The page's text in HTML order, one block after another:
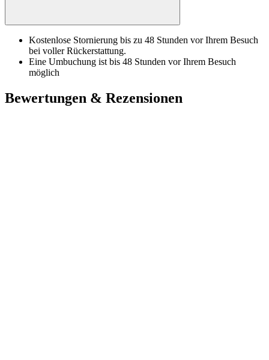
Kostenlose Stornierung bis zu 48 Stunden vor Ihrem Besuch
bei voller Rückerstattung.
Eine Umbuchung ist bis 48 Stunden vor Ihrem Besuch
möglich
Bewertungen & Rezensionen